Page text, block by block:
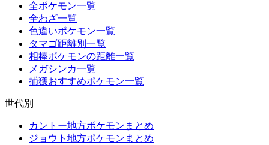
全ポケモン一覧
全わざ一覧
色違いポケモン一覧
タマゴ距離別一覧
相棒ポケモンの距離一覧
メガシンカ一覧
捕獲おすすめポケモン一覧
世代別
カントー地方ポケモンまとめ
ジョウト地方ポケモンまとめ